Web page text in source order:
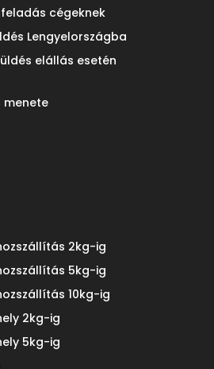
cégeknek
Lengyelországba
elállás esetén
2kg-ig
5kg-ig
10kg-ig
2kg-ig
5kg-ig